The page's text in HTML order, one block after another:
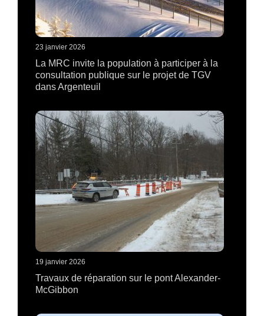
23 janvier 2026
La MRC invite la population à participer à la
consultation publique sur le projet de TGV
dans Argenteuil
19 janvier 2026
Travaux de réparation sur le pont Alexander-
McGibbon